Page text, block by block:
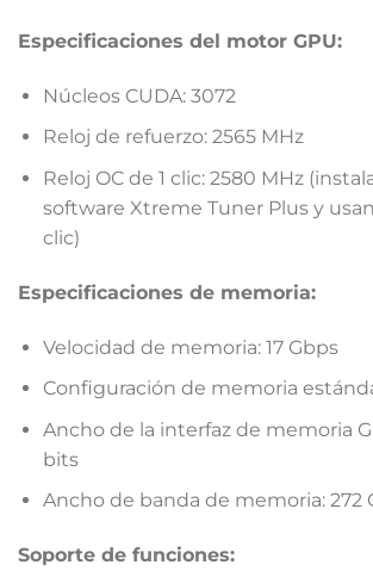
Especificaciones del motor GPU:
Núcleos CUDA: 3072
Reloj de refuerzo: 2565MHz
Reloj OC de 1 clic: 2580 MHz
software Xtreme Tuner Plus y
clic)
Especificaciones de memoria:
Velocidad de memoria: 17 Gbps
Configuración de memoria
Ancho de la interfaz de memoria
bits
Ancho de banda de memoria: 272
Soporte de funciones: